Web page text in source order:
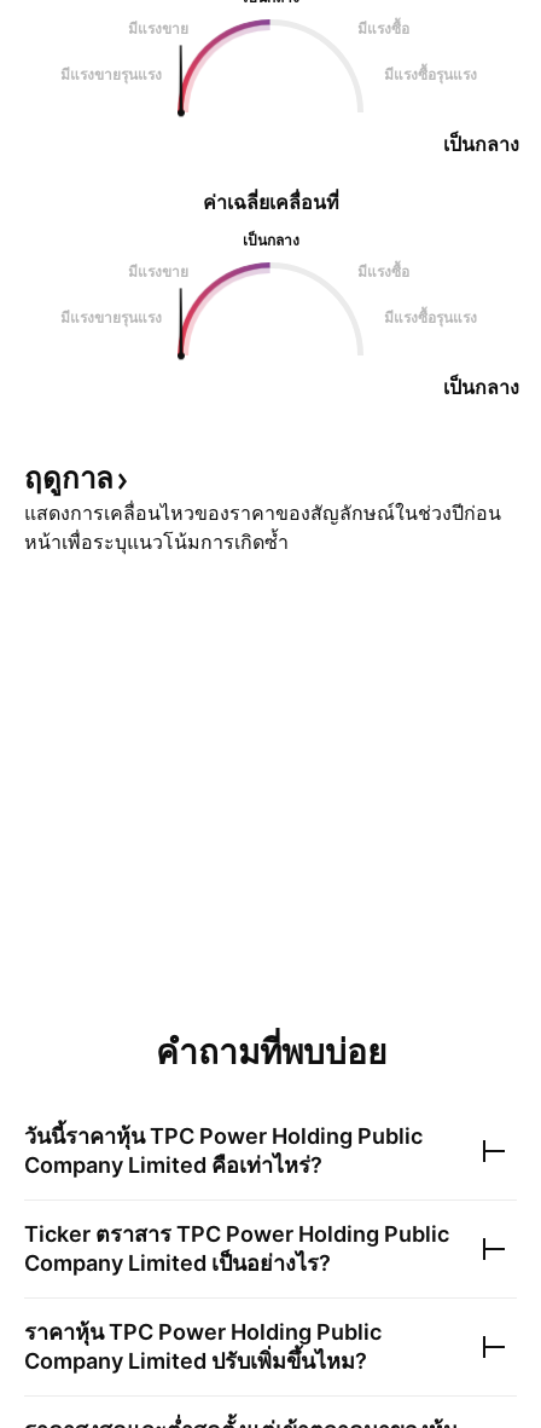
มีแรงขาย
มีแรงซื้อ
มีแรงขายรุนแรง มีแรงซื้อรุนแรง
เป็นกลาง
ค่าเฉลี่ยเคลื่อนที่
เป็นกลาง
มีแรงขาย
มีแรงซื้อ
มีแรงขายรุนแรง มีแรงซื้อรุนแรง
เป็นกลาง
ฤดูกาล
แสดงการเคลื่อนไหวของราคาของสัญลักษณ์ในช่วงปีก่อน
หน้าเพื่อระบุแนวโน้มการเกิดซ้ำ
คำถามที่พบบ่อย
วันนี้ราคาหุ้นTPC Power Holding Public
Company Limited คือเท่าไหร่?
Ticker ตราสารTPC Power Holding Public
Company Limited เป็นอย่างไร?
ราคาหุ้นTPC Power Holding Public
Company Limited ปรับเพิ่มขึ้นไหม?